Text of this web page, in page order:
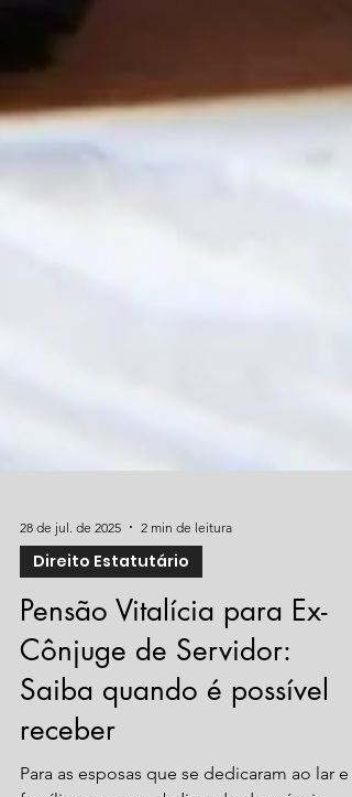
28 de jul. de 2025 2 min de leitura
Direito Estatutário
Pensão Vitalícia para Ex-
Cônjuge de Servidor:
Saiba quando é possível
receber